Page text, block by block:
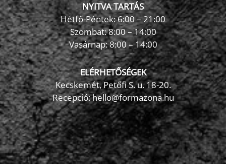
NYITVA TARTÁS
Hétfő-Péntek: 6:00 – 21:00
Szombat: 8:00 – 14:00
Vasárnap: 8:00 – 14:00
ELÉRHETŐSÉGEK
Kecskemét, Petőfi S. u. 18-20.
Recepció: hello@formazona.hu